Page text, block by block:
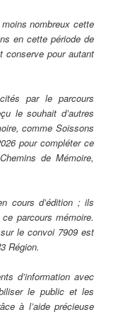
nombreux cette
en cette période de
conserve pour autant
par le parcours
le souhait d’autres
comme Soissons
pour compléter ce
de Mémoire,
cours d’édition ; ils
parcours mémoire.
le convoi 7909 est
Région.
d’information avec
le public et les
à l’aide précieuse